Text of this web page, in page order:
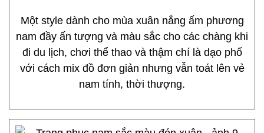
Một style dành cho mùa xuân nắng ấm phương
nam đầy ấn tượng và màu sắc cho các chàng khi
đi du lịch, chơi thể thao và thậm chí là dạo phố
với cách mix đồ đơn giản nhưng vẫn toát lên vẻ
nam tính, thời thượng.